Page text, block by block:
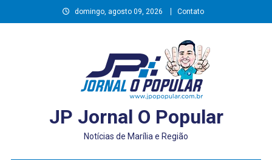
to
domingo, agosto 09, 2026 Contato
JP Jornal O Popular
Notícias de Marília e Região